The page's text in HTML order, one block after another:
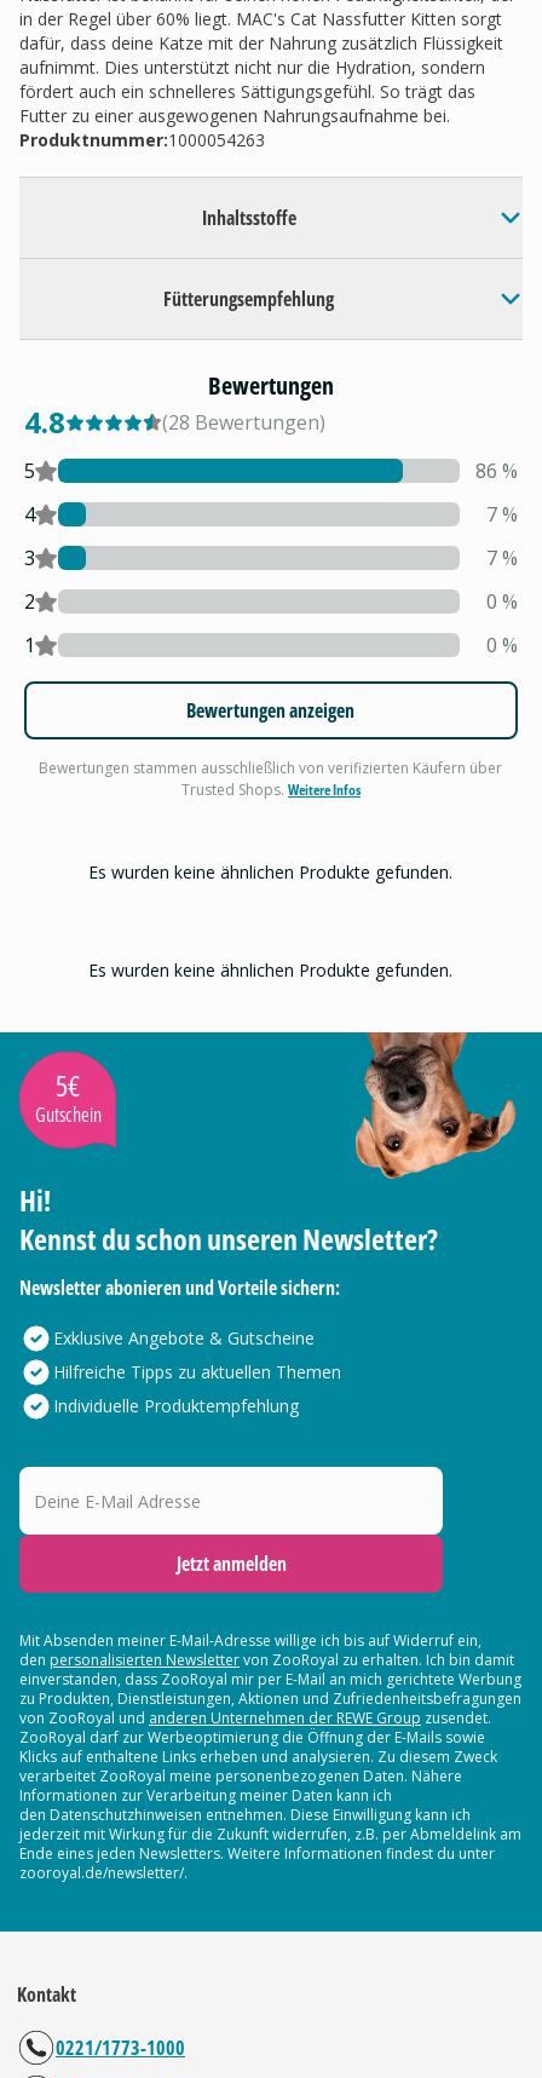
in der Regel über 60% liegt. MAC's Cat Nassfutter Kitten sorgt
dafür, dass deine Katze mit der Nahrung zusätzlich Flüssigkeit
aufnimmt. Dies unterstützt nicht nur die Hydration, sondern
fördert auch ein schnelleres Sättigungsgefühl. So trägt das
Futter zu einer ausgewogenen Nahrungsaufnahme bei.
Produktnummer:1000054263
Inhaltsstoffe
Fütterungsempfehlung
Bewertungen
4.8 (28 Bewertungen)
5
86 %
4
7%
3
7%
2
0 %
1
0 %
Bewertungen anzeigen
Bewertungen stammen ausschließlich von verifizierten Käufern über
Trusted Shops. Weitere Infos
Es wurden keine ähnlichen Produkte gefunden.
Es wurden keine ähnlichen Produkte gefunden.
5€
Gutschein
Hi!
Kennst du schon unseren Newsletter?
Newsletter abonieren und Vorteile sichern:
Exklusive Angebote & Gutscheine
Hilfreiche Tipps zu aktuellen Themen
Individuelle Produktempfehlung
Deine E-Mail Adresse
Jetzt anmelden
Mit Absenden meiner E-Mail-Adresse willige ich bis auf Widerruf ein,
den personalisierten Newslettervon ZooRoyal zu erhalten. Ich bin damit
einverstanden, dass ZooRoyal mir per E-Mail an mich gerichtete Werbung
zu Produkten, Dienstleistungen, Aktionen und Zufriedenheitsbefragungen
von ZooRoyal und anderen Unternehmen der REWE Group zusendet.
ZooRoyal darf zur Werbeoptimierung die Öffnung der E-Mails sowie
Klicks auf enthaltene Links erheben und analysieren. Zu diesem Zweck
verarbeitet ZooRoyal meine personenbezogenen Daten. Nähere
Informationen zur Verarbeitung meiner Daten kann ich
den Datenschutzhinweisen entnehmen. Diese Einwilligung kann ich
jederzeit mit Wirkung für die Zukunft widerrufen, z.B. per Abmeldelink am
Ende eines jeden Newsletters. Weitere Informationen findest du unter
zooroyal.de/newsletter/.
Kontakt
0221/1773-1000